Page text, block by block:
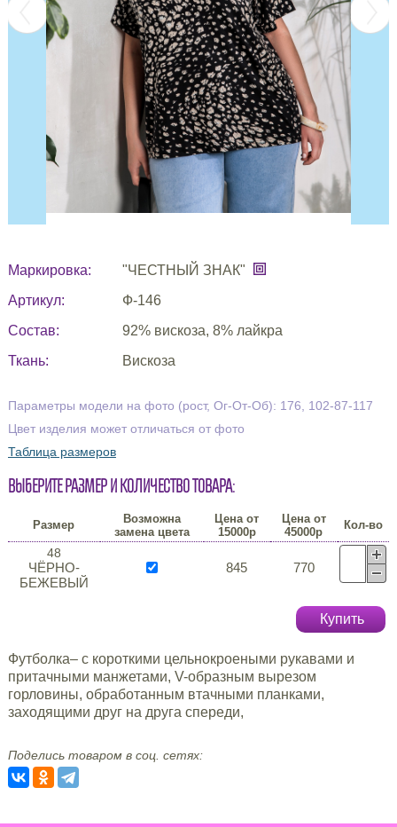
Маркировка:
"ЧЕСТНЫЙ ЗНАК"
Артикул:
Ф-146
Состав:
92% вискоза, 8% лайкра
Ткань:
Вискоза
Параметры модели на фото (рост, Ог-От-Об): 176, 102-87-117
Цвет изделия может отличаться от фото
Таблица размеров
Выберите размер и количество товара:
Размер
Возможна
замена цвета
Цена от
15000р
Цена от
45000р
Кол-во
48
ЧЁРНО-
БЕЖЕВЫЙ
845 770
Купить
Футболка– с короткими цельнокроеными рукавами и
притачными манжетами, V-образным вырезом
горловины, обработанным втачными планками,
заходящими друг на друга спереди,
Поделись товаром в соц. сетях: